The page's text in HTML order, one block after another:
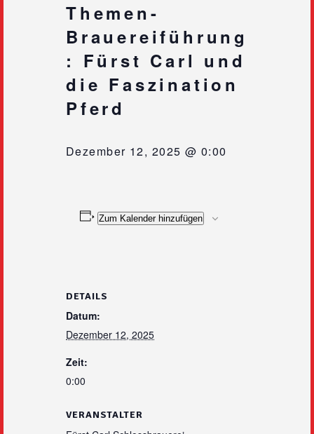
Themen-
Brauereiführung
: Fürst Carl und
die Faszination
Pferd
Dezember 12, 2025 @ 0:00
Zum Kalender hinzufügen
DETAILS
Datum:
Dezember 12, 2025
Zeit:
0:00
VERANSTALTER